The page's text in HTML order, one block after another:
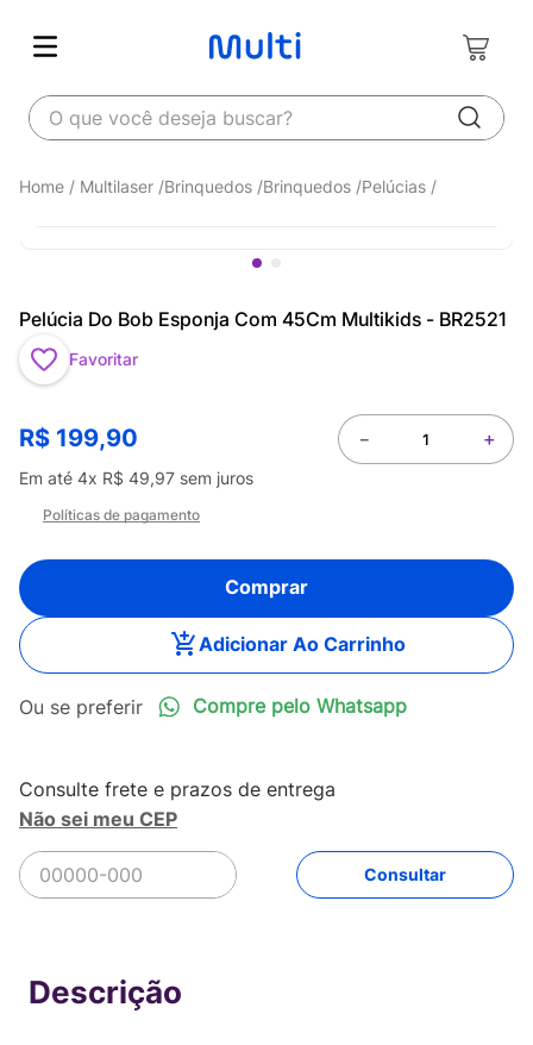
O que você deseja buscar?
Multilaser Brinquedos Brinquedos Pelúcias
Pelúcia Do Bob Esponja Com 45Cm Multikids - BR2521
Favoritar
R$ 199,90
Em até 4x R$ 49,97 sem juros
＋
－
Políticas de pagamento
Comprar
Adicionar Ao Carrinho
Compre pelo Whatsapp
Não sei meu CEP
R$199,90
49